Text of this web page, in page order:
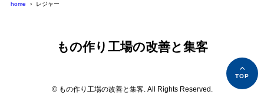
home レジャー
もの作り工場の改善と集客
© もの作り工場の改善と集客. All Rights Reserved.